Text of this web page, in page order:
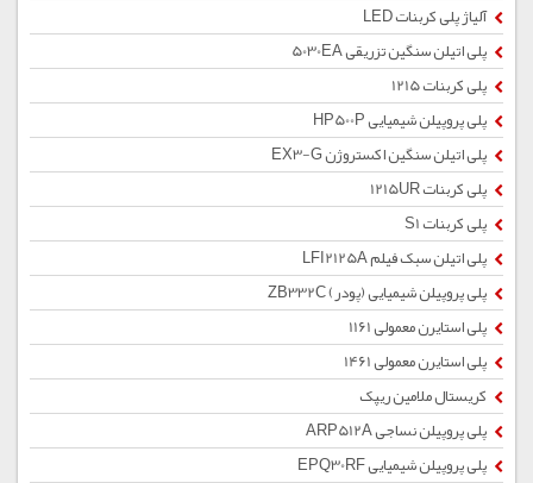
آلیاژ پلی کربنات LED
پلی اتیلن سنگین تزریقی 5030EA
پلی کربنات 1215
پلی پروپیلن شیمیایی HP500P
پلی اتیلن سنگین اکستروژن EX3-G
پلی کربنات 1215UR
پلی کربنات S1
پلی اتیلن سبک فیلم LFI2125A
پلی پروپیلن شیمیایی (پودر) ZB332C
پلی استایرن معمولی 1161
پلی استایرن معمولی 1461
کریستال ملامین ریپک
پلی پروپیلن نساجی ARP512A
پلی پروپیلن شیمیایی EPQ30RF